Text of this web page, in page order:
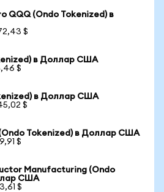
QQQ (Ondo Tokenized) в
$
в Доллар США
$
в Доллар США
$
Tokenized) в Доллар США
$
Manufacturing (Ondo
США
$